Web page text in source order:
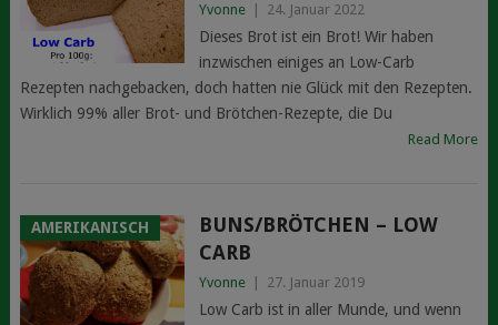
Yvonne 24. Januar 2022
Dieses Brot ist ein Brot! Wir haben
inzwischen einiges an Low-Carb
Rezepten nachgebacken, doch hatten nie Glück mit den Rezepten.
Wirklich 99% aller Brot- und Brötchen-Rezepte, die Du
Read More
AMERIKANISCH
BUNS/BRÖTCHEN – LOW
CARB
Yvonne 27. Januar 2019
Low Carb ist in aller Munde, und wenn